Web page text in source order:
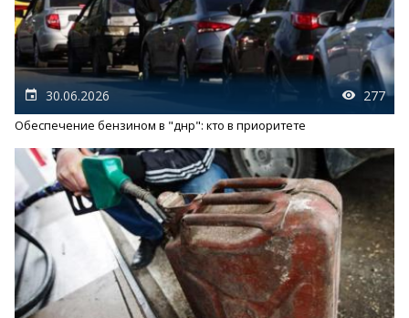
30.06.2026 277
Обеспечение бензином в "днр": кто в приоритете